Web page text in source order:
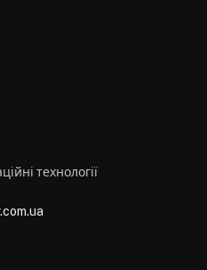
технології